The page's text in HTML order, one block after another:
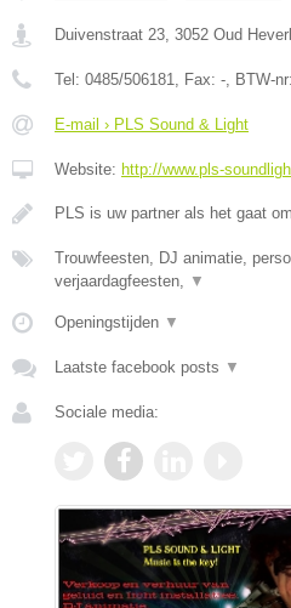
Duivenstraat 23 3052 Oud
Tel: 0485/506181 , Fax: - , BTW-nr:
E-mail › PLS Sound & Light
Website: http://www.pls-
PLS is uw partner als het gaat
Trouwfeesten, DJ animatie,
verjaardagfeesten,
▼
Openingstijden ▼
Laatste facebook posts ▼
Sociale media: